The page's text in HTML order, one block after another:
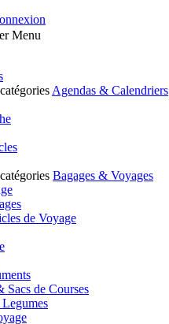
Menu
Agendas & Calendriers
Bagages & Voyages
de Voyage
Sacs de Courses
Legumes